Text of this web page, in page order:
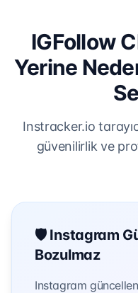
IGFollow
Yerine
Instracker.io
güvenilirlik ve
🛡️ Instagram
Bozulmaz
Instagram